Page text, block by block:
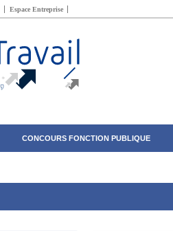
Espace Entreprise
CONCOURS FONCTION PUBLIQUE